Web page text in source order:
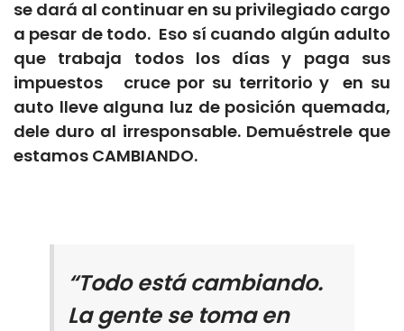
se dará al continuar en su privilegiado cargo
a pesar de todo. Eso sí cuando algún adulto
que trabaja todos los días y paga sus
impuestos cruce por su territorio y en su
auto lleve alguna luz de posición quemada,
dele duro al irresponsable. Demuéstrele que
estamos CAMBIANDO.
“Todo está cambiando.
La gente se toma en